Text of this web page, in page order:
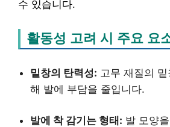
수 있습니다.
활동성 고려 시 주요 요
밑창의 탄력성: 고무 재질의
해 발에 부담을 줄입니다.
발에 착 감기는 형태: 발 모양